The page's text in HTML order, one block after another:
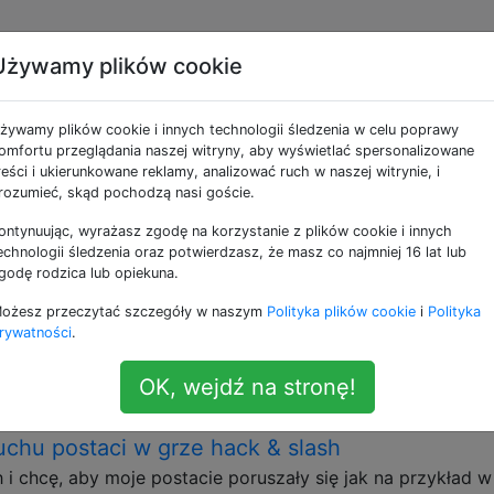
jako movement
bytu zwykle na drodze przechodzenia z punktu A do
po przekątnej eksplorację większej części
w dowolnym z 8 kierunków zajmuje dokładnie taką
czy mogę zapobiec wyświetlaniu większej liczby
przekątnej? Na przykład: Jesteś czerwonym polem na
są obecnie widoczne (kwadratowe pole …
postaci w grze hack & slash
chcę, aby moje postacie poruszały się jak na przykład w
plików cookie
plików cookie i innych technologii śledzenia w celu poprawy
przeglądania naszej witryny, aby wyświetlać spersonalizowane
i ukierunkowane reklamy, analizować ruch w naszej witrynie, i
skąd pochodzą nasi goście.
wyrażasz zgodę na korzystanie z plików cookie i innych
śledzenia oraz potwierdzasz, że masz co najmniej 16 lat lub
rodzica lub opiekuna.
przeczytać szczegóły w naszym Polityka plików cookie i Polityka
.
OK, wejdź na stronę!